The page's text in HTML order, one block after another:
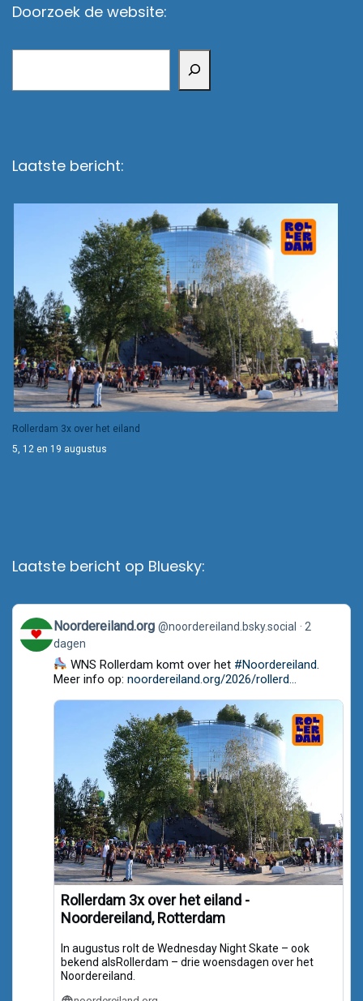
Doorzoek de website:
Laatste bericht:
Rollerdam 3x over het eiland
5, 12 en 19 augustus
Laatste bericht op Bluesky:
View
post
by
Noordereiland.org
Bluesky
Noordereiland.org @noordereiland.bsky.social
2
dagen
WNS Rollerdam komt over het #Noordereiland
Meer info op: noordereiland.org/2026/rollerd...
Rollerdam 3x over het eiland -
Noordereiland, Rotterdam
In augustus rolt de Wednesday Night Skate – ook
bekend alsRollerdam – drie woensdagen over het
Noordereiland.